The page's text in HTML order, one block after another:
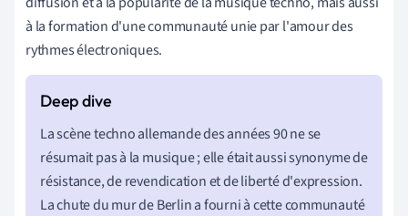
à la formation d'une communauté unie par l'amour des
rythmes électroniques.
La scène techno allemande des années 90 ne se
résumait pas à la musique ; elle était aussi synonyme de
résistance, de revendication et de liberté d'expression.
La chute du mur de Berlin a fourni à cette communauté